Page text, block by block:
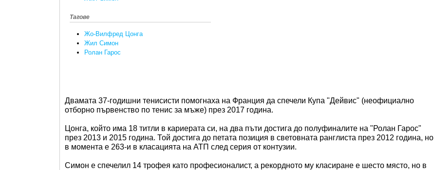
Тагове
Жо-Вилфред Цонга
Жил Симон
Ролан Гарос
Двамата 37-годишни тенисисти помогнаха на Франция да спечели Купа "Дейвис" (неофициално
отборно първенство по тенис за мъже) през 2017 година.
Цонга, който има 18 титли в кариерата си, на два пъти достига до полуфиналите на "Ролан Гарос"
през 2013 и 2015 година. Той достига до петата позиция в световната ранглиста през 2012 година, но
в момента е 263-и в класацията на АТП след серия от контузии.
Симон е спечелил 14 трофея като професионалист, а рекордното му класиране е шесто място, но в